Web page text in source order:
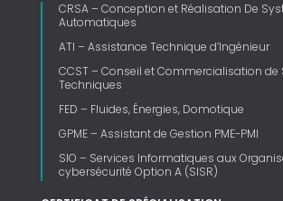
CRSA – Conception et Réalisation De
Automatiques
ATI – Assistance Technique d’Ingénieur
CCST – Conseil et Commercialisation de
Techniques
FED – Fluides, Énergies, Domotique
GPME – Assistant de Gestion PME-PMI
SIO – Services Informatiques aux
cybersécurité Option A (SISR)